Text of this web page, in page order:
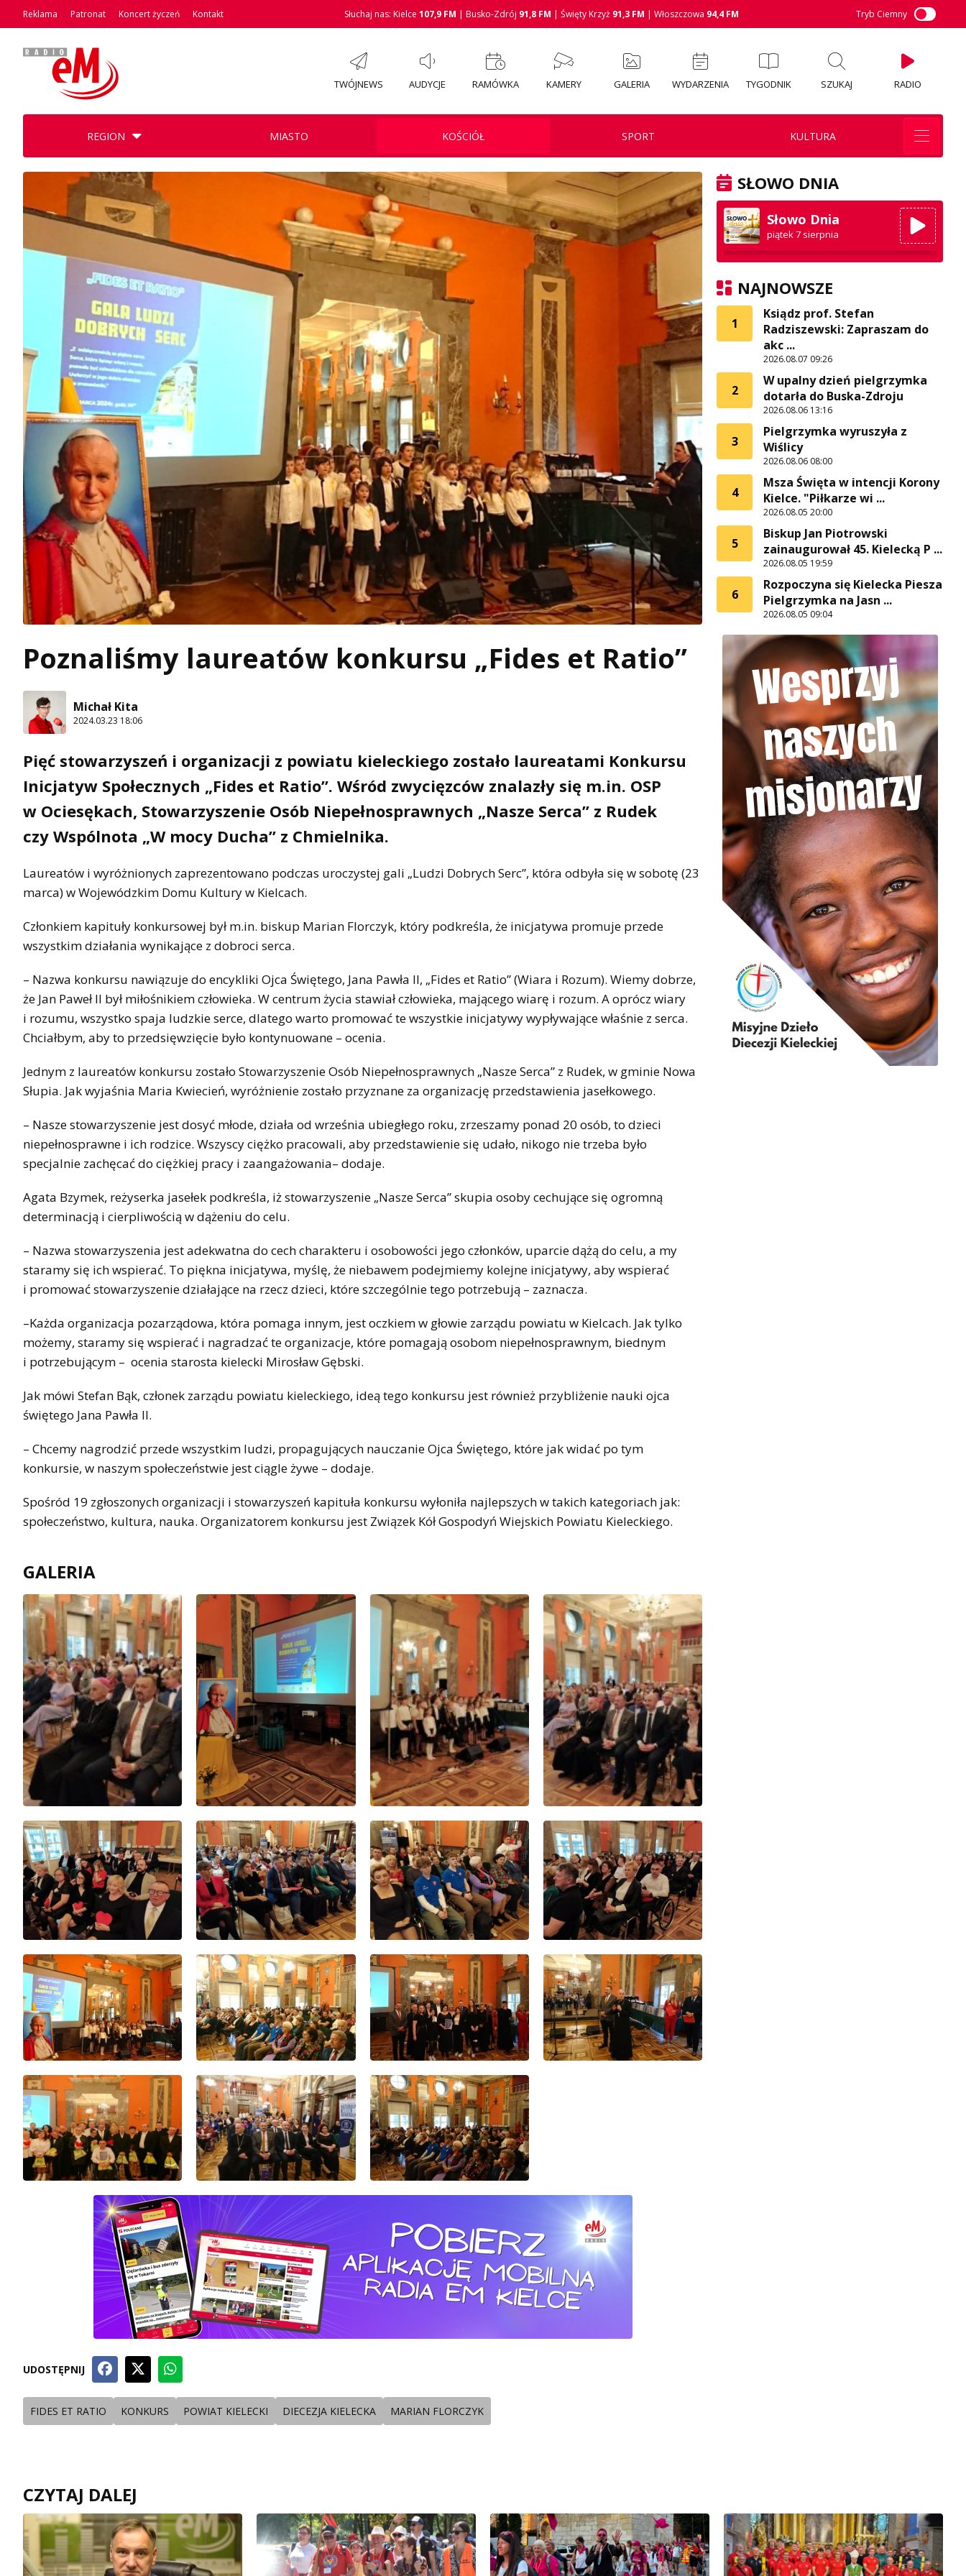
Reklama Patronat Koncert życzeń Kontakt Słuchaj nas: Kielce 107,9 FM | Busko-Zdrój 91,8 FM | Święty Krzyż 91,3 FM | Włoszczowa 94,4 FM Tryb Ciemny
TWÓJNEWS AUDYCJE RAMÓWKA KAMERY GALERIA WYDARZENIA TYGODNIK SZUKAJ RADIO
REGION MIASTO KOŚCIÓŁ SPORT KULTURA
Poznaliśmy laureatów konkursu „Fides et Ratio”
Michał Kita
2024.03.23 18:06
Pięć stowarzyszeń i organizacji z powiatu kieleckiego zostało laureatami Konkursu
Inicjatyw Społecznych „Fides et Ratio”. Wśród zwycięzców znalazły się m.in. OSP
w Ociesękach, Stowarzyszenie Osób Niepełnosprawnych „Nasze Serca” z Rudek
czy Wspólnota „W mocy Ducha” z Chmielnika.
Laureatów i wyróżnionych zaprezentowano podczas uroczystej gali „Ludzi Dobrych Serc”, która odbyła się w sobotę (23
marca) w Wojewódzkim Domu Kultury w Kielcach.
Członkiem kapituły konkursowej był m.in. biskup Marian Florczyk, który podkreśla, że inicjatywa promuje przede
wszystkim działania wynikające z dobroci serca.
– Nazwa konkursu nawiązuje do encykliki Ojca Świętego, Jana Pawła II, „Fides et Ratio” (Wiara i Rozum). Wiemy dobrze,
że Jan Paweł II był miłośnikiem człowieka. W centrum życia stawiał człowieka, mającego wiarę i rozum. A oprócz wiary
i rozumu, wszystko spaja ludzkie serce, dlatego warto promować te wszystkie inicjatywy wypływające właśnie z serca.
Chciałbym, aby to przedsięwzięcie było kontynuowane – ocenia.
Jednym z laureatów konkursu zostało Stowarzyszenie Osób Niepełnosprawnych „Nasze Serca” z Rudek, w gminie Nowa
Słupia. Jak wyjaśnia Maria Kwiecień, wyróżnienie zostało przyznane za organizację przedstawienia jasełkowego.
– Nasze stowarzyszenie jest dosyć młode, działa od września ubiegłego roku, zrzeszamy ponad 20 osób, to dzieci
niepełnosprawne i ich rodzice. Wszyscy ciężko pracowali, aby przedstawienie się udało, nikogo nie trzeba było
specjalnie zachęcać do ciężkiej pracy i zaangażowania– dodaje.
Agata Bzymek, reżyserka jasełek podkreśla, iż stowarzyszenie „Nasze Serca” skupia osoby cechujące się ogromną
determinacją i cierpliwością w dążeniu do celu.
– Nazwa stowarzyszenia jest adekwatna do cech charakteru i osobowości jego członków, uparcie dążą do celu, a my
staramy się ich wspierać. To piękna inicjatywa, myślę, że niebawem podejmiemy kolejne inicjatywy, aby wspierać
i promować stowarzyszenie działające na rzecz dzieci, które szczególnie tego potrzebują – zaznacza.
–Każda organizacja pozarządowa, która pomaga innym, jest oczkiem w głowie zarządu powiatu w Kielcach. Jak tylko
możemy, staramy się wspierać i nagradzać te organizacje, które pomagają osobom niepełnosprawnym, biednym
i potrzebującym – ocenia starosta kielecki Mirosław Gębski.
Jak mówi Stefan Bąk, członek zarządu powiatu kieleckiego, ideą tego konkursu jest również przybliżenie nauki ojca
świętego Jana Pawła II.
– Chcemy nagrodzić przede wszystkim ludzi, propagujących nauczanie Ojca Świętego, które jak widać po tym
konkursie, w naszym społeczeństwie jest ciągle żywe – dodaje.
Spośród 19 zgłoszonych organizacji i stowarzyszeń kapituła konkursu wyłoniła najlepszych w takich kategoriach jak:
społeczeństwo, kultura, nauka. Organizatorem konkursu jest Związek Kół Gospodyń Wiejskich Powiatu Kieleckiego.
GALERIA
UDOSTĘPNIJ
FIDES ET RATIO KONKURS POWIAT KIELECKI DIECEZJA KIELECKA MARIAN FLORCZYK
SŁOWO DNIA
Słowo Dnia
piątek 7 sierpnia
NAJNOWSZE
1
Ksiądz prof. Stefan
Radziszewski: Zapraszam do
akc ...
2026.08.07 09:26
2
W upalny dzień pielgrzymka
dotarła do Buska-Zdroju
2026.08.06 13:16
3
Pielgrzymka wyruszyła z
Wiślicy
2026.08.06 08:00
4
Msza Święta w intencji Korony
Kielce. "Piłkarze wi ...
2026.08.05 20:00
5
Biskup Jan Piotrowski
zainaugurował 45. Kielecką P ...
2026.08.05 19:59
6
Rozpoczyna się Kielecka Piesza
Pielgrzymka na Jasn ...
2026.08.05 09:04
CZYTAJ DALEJ